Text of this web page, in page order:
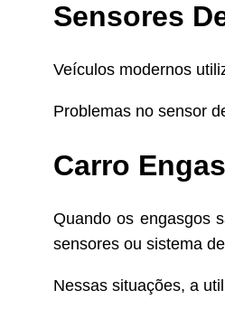
Sensores
Veículos modernos
Problemas no sensor
Carro
Quando os engasgos
sensores ou sistema
Nessas situações, a